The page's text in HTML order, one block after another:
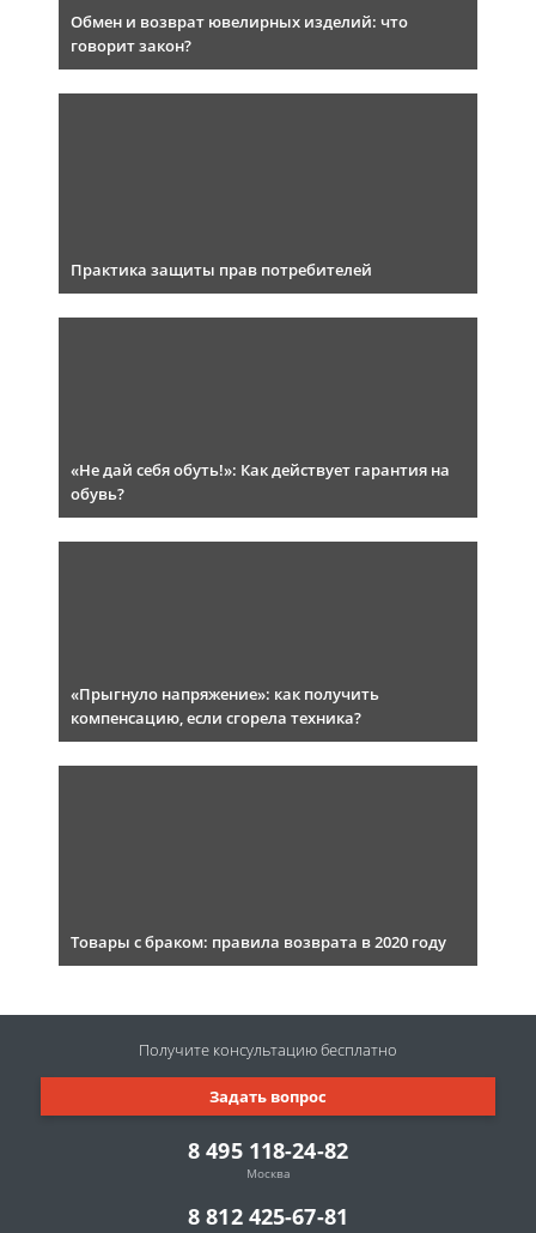
Обмен и возврат ювелирных изделий: что
говорит закон?
Практика защиты прав потребителей
«Не дай себя обуть!»: Как действует гарантия на
обувь?
«Прыгнуло напряжение»: как получить
компенсацию, если сгорела техника?
Товары с браком: правила возврата в 2020 году
8 495 118-24-82
Москва
8 812 425-67-81
Задать вопрос
Получите консультациюбесплатно